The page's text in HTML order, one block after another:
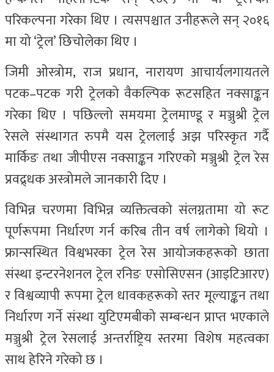
परिकल्पना गरेका थिए । त्यसपश्चात उनीहरूले सन् २०१६
मा यो ‘ट्रेल’ छिचोलेका थिए ।
जिमी ओस्त्रोम, राज प्रधान, नारायण आचार्यलगायतले
पटक–पटक गरी ट्रेलको वैकल्पिक रूटसहित नक्साङ्कन
गरेका थिए । पछिल्लो समयमा ट्रेलमाण्डू र मञ्जुश्री ट्रेल
रेसले संस्थागत रुपमै यस ट्रेललाई अझ परिस्कृत गर्दै
मार्किङ तथा जीपीएस नक्साङ्कन गरिएको मञ्जुश्री ट्रेल रेस
प्रवद्र्धक अस्त्रोमले जानकारी दिए ।
विभिन्न चरणमा विभिन्न व्यक्तित्वको संलग्नतामा यो रूट
पूर्णरूपमा निर्धारण गर्न करिब तीन वर्ष लागेको थियो ।
फ्रान्सस्थित विश्वभरका ट्रेल रेस आयोजकहरूको छाता
संस्था इन्टरनेशनल ट्रेल रनिङ एसोसिएसन (आइटिआरए)
र विश्वव्यापी रूपमा ट्रेल धावकहरूको स्तर मूल्याङ्कन तथा
निर्धारण गर्ने संस्था युटिएमबीको सम्बन्धन प्राप्त भएकाले
मञ्जुश्री ट्रेल रेसलाई अन्तर्राष्ट्रिय स्तरमा विशेष महत्वका
साथ हेरिने गरेको छ ।